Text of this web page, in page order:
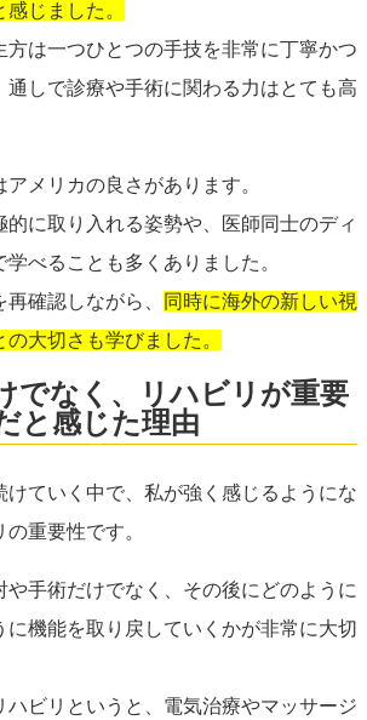
じました。
方は一つひとつの手技を非常に丁寧かつ
通しで診療や手術に関わる力はとても高
メリカの良さがあります。
的に取り入れる姿勢や、医師同士のディ
べることも多くありました。
確認しながら、
同時に海外の新しい視
大切さも学びました。
でなく、リハビリが重要
と感じた理由
けていく中で、私が強く感じるようにな
重要性です。
や手術だけでなく、その後にどのように
に機能を取り戻していくかが非常に大切
ハビリというと、電気治療やマッサージ